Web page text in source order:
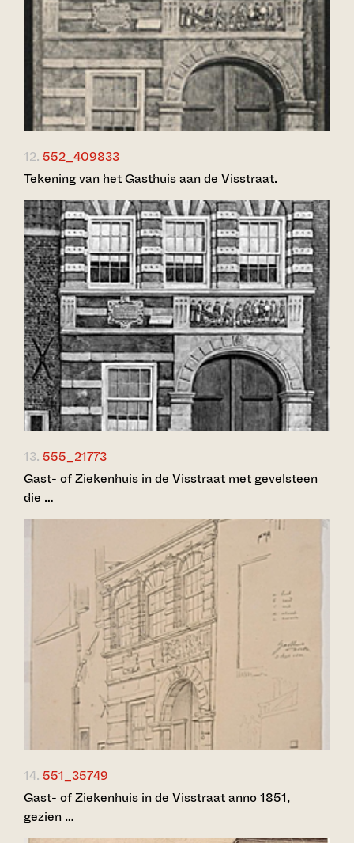
12. 552_409833
Tekening van het Gasthuis aan de Visstraat.
13. 555_21773
Gast- of Ziekenhuis in de Visstraat met gevelsteen
die …
14. 551_35749
Gast- of Ziekenhuis in de Visstraat anno 1851,
gezien …